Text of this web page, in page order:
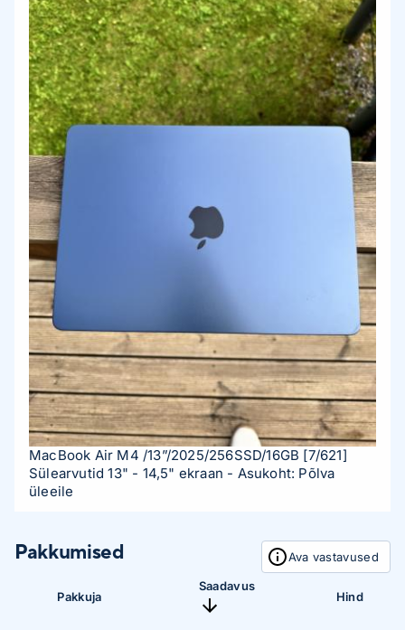
MacBook Air M4 /13”/2025/256SSD/16GB [7/621]
Sülearvutid 13" - 14,5" ekraan - Asukoht: Põlva
üleeile
Pakkumised Ava vastavused
Pakkuja
Saadavus
Hind